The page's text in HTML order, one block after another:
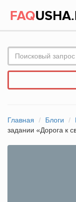
FAQ
Главная Блоги
задании «Дорога к